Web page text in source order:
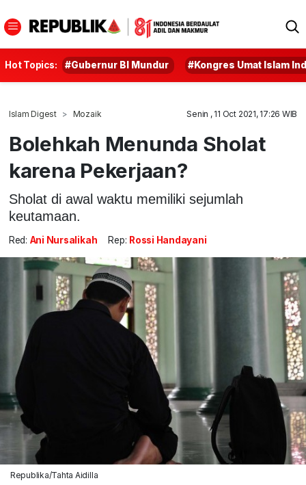
Hot Topics: #Gubernur BI Mundur #Kongres Umat Islam
Islam Digest Mozaik Senin , 11 Oct 2021, 17:26 WIB
Bolehkah Menunda Sholat
karena Pekerjaan?
Sholat di awal waktu memiliki sejumlah
keutamaan.
Red: Ani Nursalikah Rep: Rossi Handayani
Republika/Tahta Aidilla